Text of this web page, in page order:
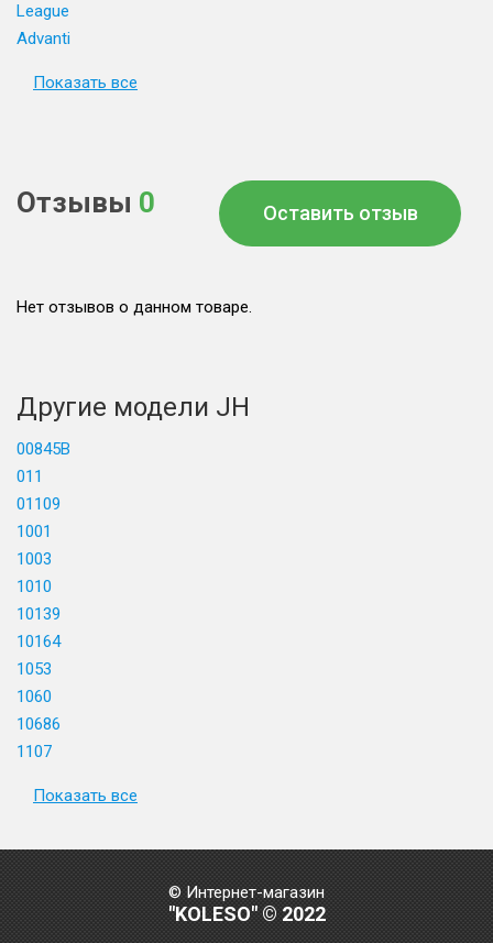
League
Advanti
Показать все
Отзывы 0 Оставить отзыв
Нет отзывов о данном товаре.
Другие модели JH
00845B
011
01109
1001
1003
1010
10139
10164
1053
1060
10686
1107
Показать все
© Интернет-магазин
"KOLESO" © 2022